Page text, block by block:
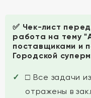
✅ Чек-лист
работа на тему
поставщиками и
Городской
□ Все задачи
отражены в